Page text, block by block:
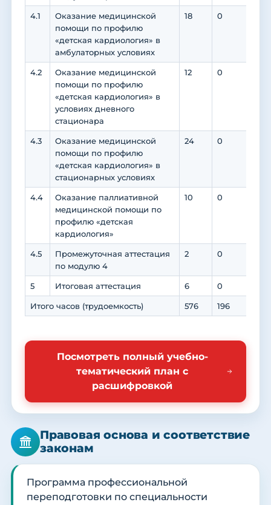
4.1
Оказание медицинской
помощи по профилю
«детская кардиология» в
амбулаторных условиях
18 0
4.2
Оказание медицинской
помощи по профилю
«детская кардиология» в
условиях дневного
стационара
12 0
4.3
Оказание медицинской
помощи по профилю
«детская кардиология» в
стационарных условиях
24 0
4.4
Оказание паллиативной
медицинской помощи по
профилю «детская
кардиология»
10 0
4.5
Промежуточная аттестация
по модулю 4
2 0
5 Итоговая аттестация 6 0
Итого часов (трудоемкость) 576 196
Посмотреть полный учебно-
тематический план с
расшифровкой
Правовая основа и соответствие
законам
Программа профессиональной
переподготовки по специальности